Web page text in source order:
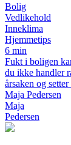
Bolig
Vedlikehold
Inneklima
Hjemmetips
6 min
Fukt i boligen
du ikke handler
årsaken og
Maja Pedersen
Maja
Pedersen